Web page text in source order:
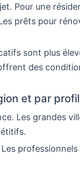
Pour une
prêts pour
sont plus
des
et par profil
Les grandes